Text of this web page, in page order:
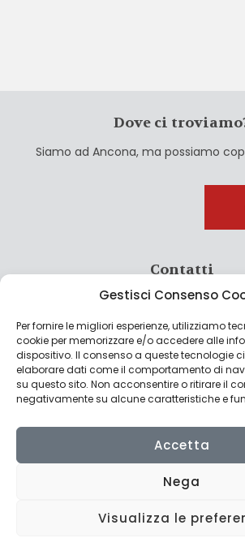
Gestisci Consenso
Per fornire le migliori esperienze, utilizziamo
cookie per memorizzare e/o accedere alle
dispositivo. Il consenso a queste tecnologie
elaborare dati come il comportamento di
su questo sito. Non acconsentire o ritirare il
negativamente su alcune caratteristiche e
Accetta
Nega
Visualizza le
Dove ci
Siamo ad Ancona, ma possiamo
Contatti
Note legali
Privacy Policy
© 2022 CulturAgroalimentare di Raffaello De